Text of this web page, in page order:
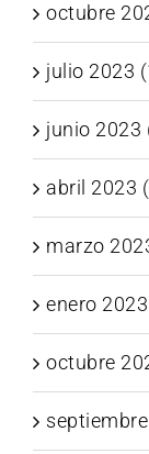
octubre
julio 2023
junio 2023
abril 2023
marzo
enero
octubre